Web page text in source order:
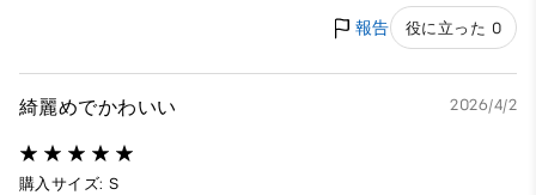
報告 役に立った 0
綺麗めでかわいい 2026/4/2
購入サイズ: S